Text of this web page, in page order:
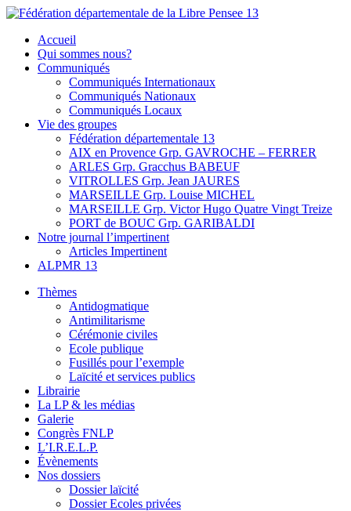
Skip
content
Fédération départementale de la Libre Pensee 13
Membre de la fédération Nationale de la Libre Pensée ni dieu ni
maitre
Accueil
Qui sommes nous?
Communiqués
Communiqués Internationaux
Communiqués Nationaux
Communiqués Locaux
Vie des groupes
Fédération départementale 13
AIX en Provence Grp. GAVROCHE – FERRER
ARLES Grp. Gracchus BABEUF
VITROLLES Grp. Jean JAURES
MARSEILLE Grp. Louise MICHEL
MARSEILLE Grp. Victor Hugo Quatre Vingt Treize
PORT de BOUC Grp. GARIBALDI
Notre journal l’impertinent
Articles Impertinent
ALPMR 13
Thèmes
Antidogmatique
Antimilitarisme
Cérémonie civiles
Ecole publique
Fusillés pour l’exemple
Laïcité et services publics
Librairie
La LP & les médias
Galerie
Congrès FNLP
L’I.R.E.L.P.
Évènements
Nos dossiers
Dossier laïcité
Dossier Ecoles privées